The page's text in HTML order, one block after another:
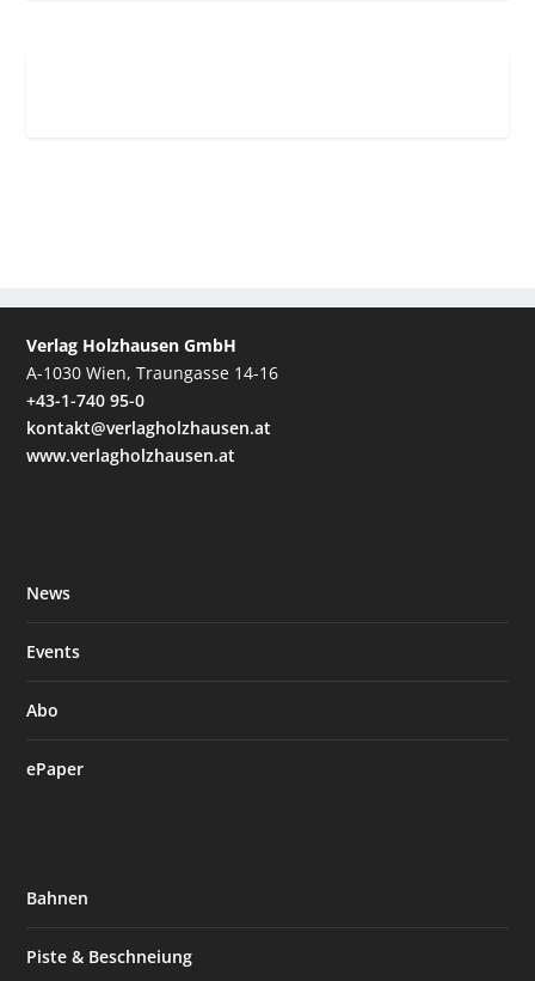
Verlag Holzhausen GmbH
A-1030 Wien, Traungasse 14-16
+43-1-740 95-0
kontakt@verlagholzhausen.at
www.verlagholzhausen.at
News
Events
Abo
ePaper
Bahnen
Piste & Beschneiung